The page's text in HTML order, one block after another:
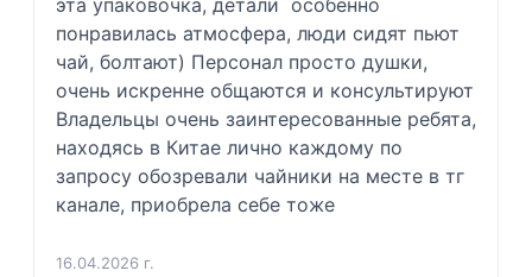
эта упаковочка, детали  особенно
понравилась атмосфера, люди сидят пьют
чай, болтают) Персонал просто душки,
очень искренне общаются и консультируют
Владельцы очень заинтересованные ребята,
находясь в Китае лично каждому по
запросу обозревали чайники на месте в тг
канале, приобрела себе тоже
16.04.2026 г.